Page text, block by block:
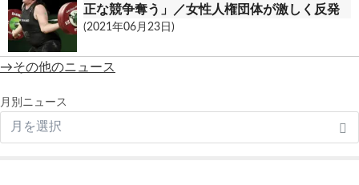
正な競争奪う」／女性人権団体が激しく反発
(2021年06月23日)
→その他のニュース
月別ニュース